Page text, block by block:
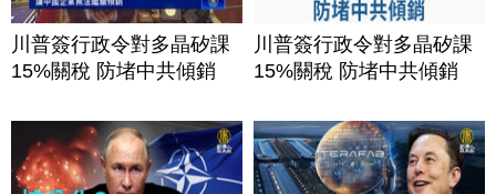
川普簽行政令對多晶矽課
15%關稅 防堵中共傾銷
川普簽行政令對多晶矽課
15%關稅 防堵中共傾銷